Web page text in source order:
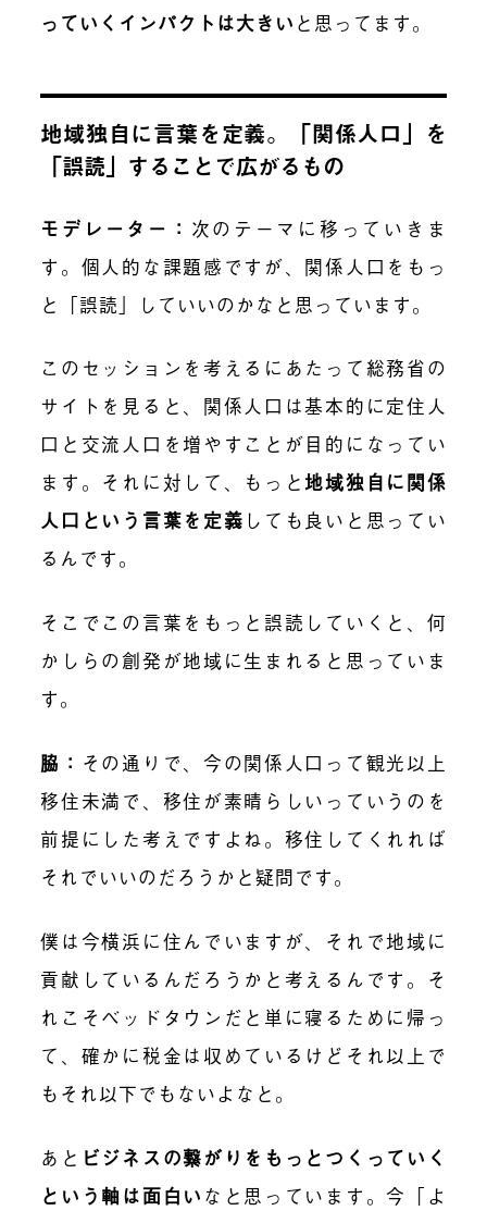
っていくインパクトは大きい と思ってます。
地域独自に言葉を定義。「関係人口」を
「誤読」することで広がるもの
モデレーター： 次のテーマに移っていきま
す。個人的な課題感ですが、関係人口をもっ
と「誤読」していいのかなと思っています。
このセッションを考えるにあたって総務省の
サイトを見ると、関係人口は基本的に定住人
口と交流人口を増やすことが目的になってい
ます。それに対して、もっと地域独自に関係
人口という言葉を定義 しても良いと思ってい
るんです。
そこでこの言葉をもっと誤読していくと、何
かしらの創発が地域に生まれると思っていま
す。
脇： その通りで、今の関係人口って観光以上
移住未満で、移住が素晴らしいっていうのを
前提にした考えですよね。移住してくれれば
それでいいのだろうかと疑問です。
僕は今横浜に住んでいますが、それで地域に
貢献しているんだろうかと考えるんです。そ
れこそベッドタウンだと単に寝るために帰っ
て、確かに税金は収めているけどそれ以上で
もそれ以下でもないよなと。
あと ビジネスの繋がりをもっとつくっていく
という軸は面白い なと思っています。今「よ